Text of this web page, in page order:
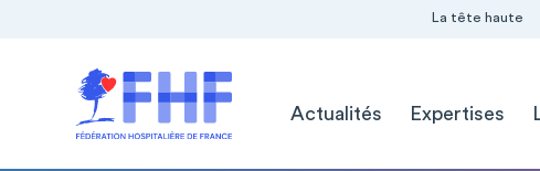
La tête haute
Actualités
Expertises